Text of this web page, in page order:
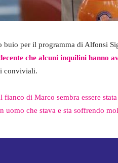
buio per il programma di Alfonsi
che alcuni inquilini hanno
conviviali.
fianco di Marco sembra essere
uomo che stava e sta soffrendo